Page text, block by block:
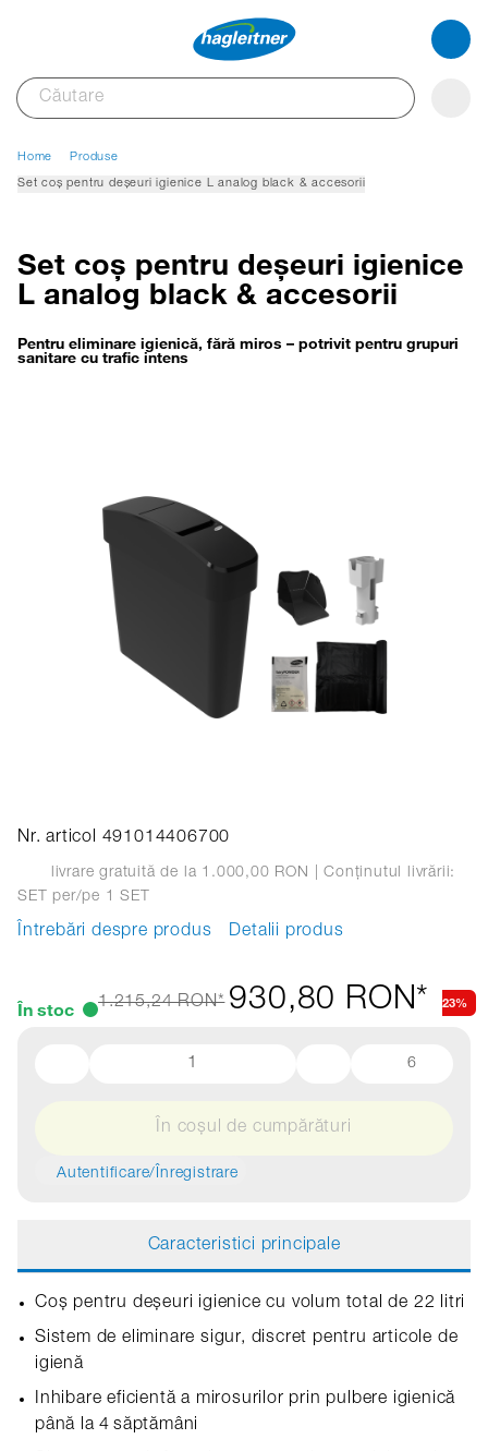
Home Produse
Set coș pentru deșeuri igienice L analog black & accesorii
Set coș pentru deșeuri igienice
L analog black & accesorii
Pentru eliminare igienică, fără miros – potrivit pentru grupuri
sanitare cu trafic intens
Nr. articol 491014406700
livrare gratuită de la 1.000,00 RON
| Conținutul livrării:
SET
per/pe 1 SET
Întrebări despre produs Detalii produs
În stoc 1.215,24 RON* 930,80 RON* 23%
6
În coșul de cumpărături
Autentificare/Înregistrare
Caracteristici principale
Coș pentru deșeuri igienice cu volum total de 22 litri
Sistem de eliminare sigur, discret pentru articole de
igienă
Inhibare eficientă a mirosurilor prin pulbere igienică
până la 4 săptămâni